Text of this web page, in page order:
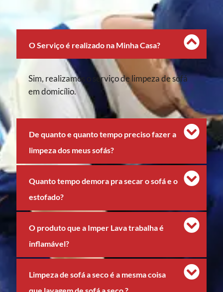
O Serviço é realizado na Minha Casa?
Sim, realizamos o serviço de limpeza de sofá
em domicílio.
De quanto e quanto tempo preciso fazer a
limpeza dos meus sofás?
Quanto tempo demora pra secar o sofá e o
estofado?
O produto que a Imper Lava trabalha é
inflamável?
Limpeza de sofá a seco é a mesma coisa